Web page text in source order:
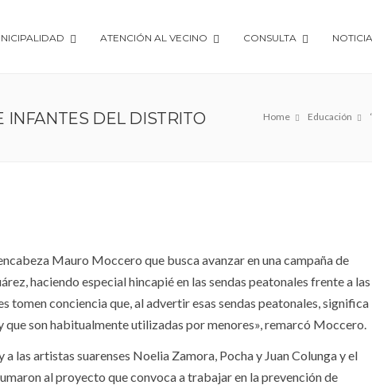
ATENCIÓN AL VECINO CONSULTA
Home Educación
INFANTES DEL DISTRITO
Mauro Moccero que busca avanzar en una campaña de
haciendo especial hincapié en las sendas peatonales frente a las
conciencia que, al advertir esas sendas peatonales, significa
que son habitualmente utilizadas por menores», remarcó Moccero.
las artistas suarenses Noelia Zamora, Pocha y Juan Colunga y el
al proyecto que convoca a trabajar en la prevención de